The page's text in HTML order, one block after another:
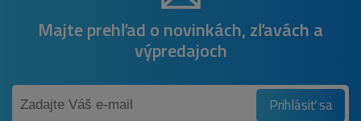
Majte prehľad o novinkách, zľavách a
výpredajoch
Prihlásiť sa